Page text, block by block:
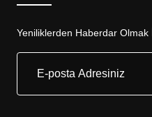
Yeniliklerden Haberdar Olmak